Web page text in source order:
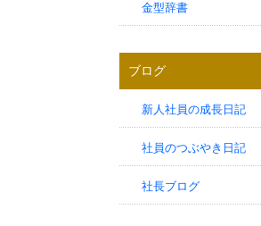
金型辞書
ブログ
新人社員の成長日記
社員のつぶやき日記
社長ブログ